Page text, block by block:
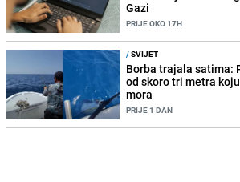
Gazi
PRIJE OKO 17H
/SVIJET
Borba trajala satima:
od skoro tri metra
mora
PRIJE 1 DAN